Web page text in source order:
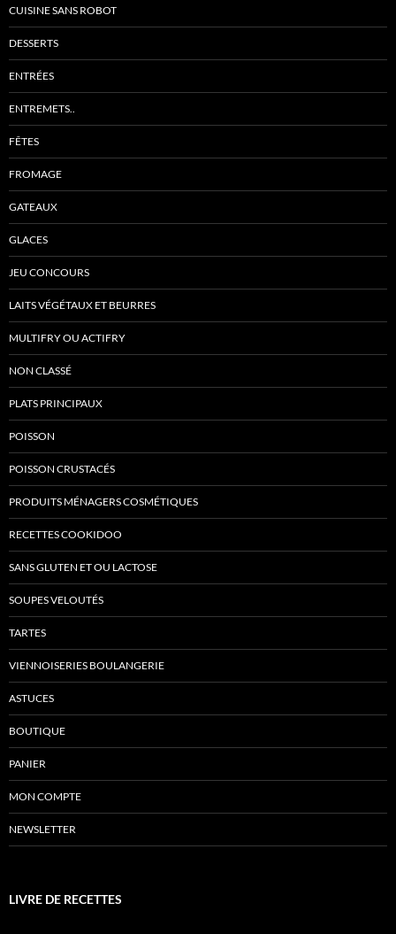
CUISINE SANS ROBOT
DESSERTS
ENTRÉES
ENTREMETS..
FÊTES
FROMAGE
GATEAUX
GLACES
JEU CONCOURS
LAITS VÉGÉTAUX ET BEURRES
MULTIFRY OU ACTIFRY
NON CLASSÉ
PLATS PRINCIPAUX
POISSON
POISSON CRUSTACÉS
PRODUITS MÉNAGERS COSMÉTIQUES
RECETTES COOKIDOO
SANS GLUTEN ET OU LACTOSE
SOUPES VELOUTÉS
TARTES
VIENNOISERIES BOULANGERIE
ASTUCES
BOUTIQUE
PANIER
MON COMPTE
NEWSLETTER
LIVRE DE RECETTES